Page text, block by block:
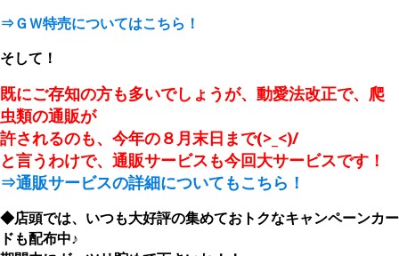
⇒ＧＷ特売についてはこちら！
そして！
既にご存知の方も多いでしょうが、動愛法改正で、爬
虫類の通販が
許されるのも、今年の８月末日まで(>_<)/
と言うわけで、通販サービスも今回大サービスです！
⇒通販サービスの詳細についてもこちら！
◆店頭では、いつも大好評の集めておトクなキャンペーンカー
ドも配布中♪